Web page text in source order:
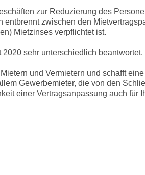
zur Reduzierung des
zwischen den
Mietzinses verpflichtet ist.
sehr unterschiedlich beantwortet.
und Vermietern und schafft
Gewerbemieter, die von den
einer Vertragsanpassung auch für